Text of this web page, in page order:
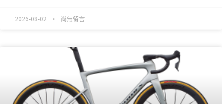
2026-08-02 尚無留言